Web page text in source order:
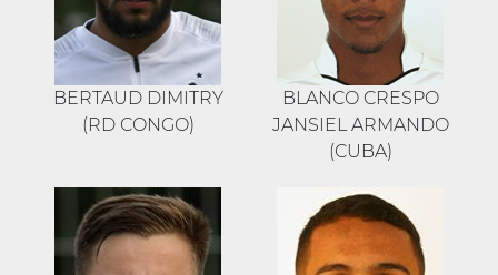
BERTAUD DIMITRY
(RD CONGO)
BLANCO CRESPO
JANSIEL ARMANDO
(CUBA)